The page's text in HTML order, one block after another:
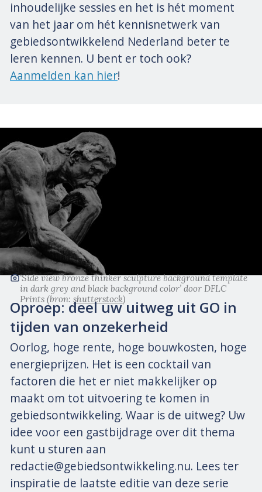
inhoudelijke sessies en het is hét moment
van het jaar om hét kennisnetwerk van
gebiedsontwikkelend Nederland beter te
leren kennen. U bent er toch ook?
Aanmelden kan hier!
‘Side view bronze thinker sculpture background template
in dark grey and black background color’ door DFLC
Prints (bron: shutterstock)
Oproep: deel uw uitweg uit GO in
tijden van onzekerheid
Oorlog, hoge rente, hoge bouwkosten, hoge
energieprijzen. Het is een cocktail van
factoren die het er niet makkelijker op
maakt om tot uitvoering te komen in
gebiedsontwikkeling. Waar is de uitweg? Uw
idee voor een gastbijdrage over dit thema
kunt u sturen aan
redactie@gebiedsontwikkeling.nu. Lees ter
inspiratie de laatste editie van deze serie